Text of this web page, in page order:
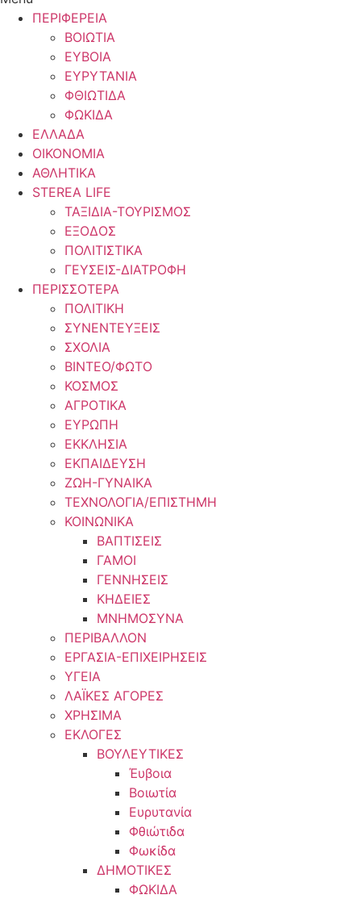
ΠΕΡΙΦΕΡΕΙΑ
ΒΟΙΩΤΙΑ
ΕΥΒΟΙΑ
ΕΥΡΥΤΑΝΙΑ
ΦΘΙΩΤΙΔΑ
ΦΩΚΙΔΑ
ΕΛΛΑΔΑ
ΟΙΚΟΝΟΜΙΑ
ΑΘΛΗΤΙΚΑ
STEREA LIFE
ΤΑΞΙΔΙΑ-ΤΟΥΡΙΣΜΟΣ
ΕΞΟΔΟΣ
ΠΟΛΙΤΙΣΤΙΚΑ
ΓΕΥΣΕΙΣ-ΔΙΑΤΡΟΦΗ
ΠΕΡΙΣΣΟΤΕΡΑ
ΠΟΛΙΤΙΚΗ
ΣΥΝΕΝΤΕΥΞΕΙΣ
ΣΧΟΛΙΑ
ΒΙΝΤΕΟ/ΦΩΤΟ
ΚΟΣΜΟΣ
ΑΓΡΟΤΙΚΑ
ΕΥΡΩΠΗ
ΕΚΚΛΗΣΙΑ
ΕΚΠΑΙΔΕΥΣΗ
ΖΩΗ-ΓΥΝΑΙΚΑ
ΤΕΧΝΟΛΟΓΙΑ/ΕΠΙΣΤΗΜΗ
ΚΟΙΝΩΝΙΚΑ
ΒΑΠΤΙΣΕΙΣ
ΓΑΜΟΙ
ΓΕΝΝΗΣΕΙΣ
ΚΗΔΕΙΕΣ
ΜΝΗΜΟΣΥΝΑ
ΠΕΡΙΒΑΛΛΟΝ
ΕΡΓΑΣΙΑ-ΕΠΙΧΕΙΡΗΣΕΙΣ
ΥΓΕΙΑ
ΛΑΪΚΕΣ ΑΓΟΡΕΣ
ΧΡΗΣΙΜΑ
ΕΚΛΟΓΕΣ
ΒΟΥΛΕΥΤΙΚΕΣ
Έυβοια
Βοιωτία
Ευρυτανία
Φθιώτιδα
Φωκίδα
ΔΗΜΟΤΙΚΕΣ
ΦΩΚΙΔΑ